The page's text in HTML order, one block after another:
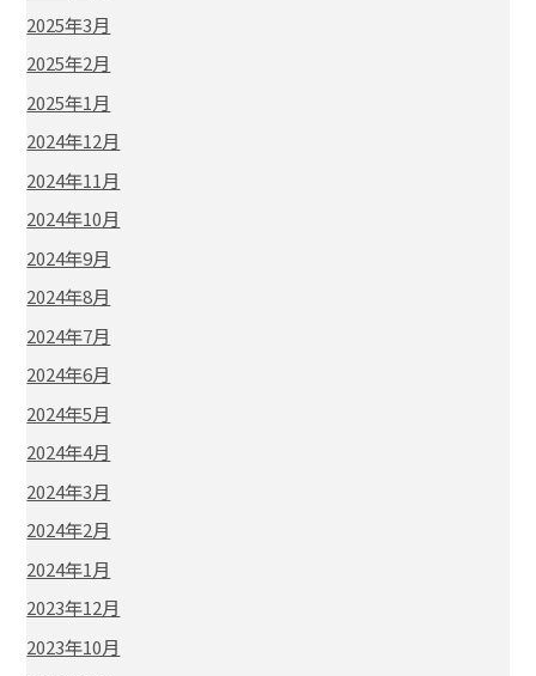
2025年3月
2025年2月
2025年1月
2024年12月
2024年11月
2024年10月
2024年9月
2024年8月
2024年7月
2024年6月
2024年5月
2024年4月
2024年3月
2024年2月
2024年1月
2023年12月
2023年10月